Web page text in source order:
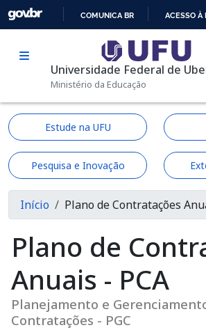
Pular para o conteúdo principal
PARA
O
COMUNICA BR ACESSO À
Universidade Federal de
Ministério da Educação
Estude na UFU
Pesquisa e Inovação
Trilha de
Início Plano de Contratações
Plano de
Anuais - PCA
Planejamento e
Contratações - PGC